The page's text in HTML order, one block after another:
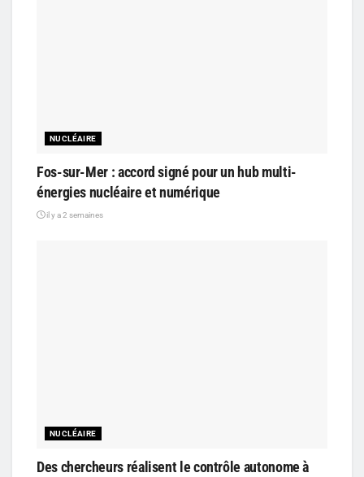
NUCLÉAIRE
Fos-sur-Mer : accord signé pour un hub multi-
énergies nucléaire et numérique
il y a 2 semaines
NUCLÉAIRE
Des chercheurs réalisent le contrôle autonome à